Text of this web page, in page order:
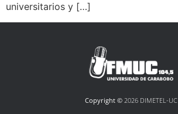
universitarios y […]
Copyright © 2026 DIMETEL-UC